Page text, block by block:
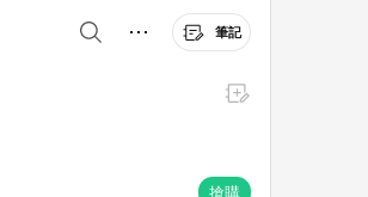
筆記
搶購